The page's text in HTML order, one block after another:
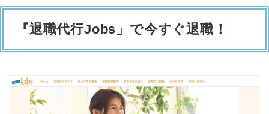
『退職代行Jobs」で今すぐ退職！